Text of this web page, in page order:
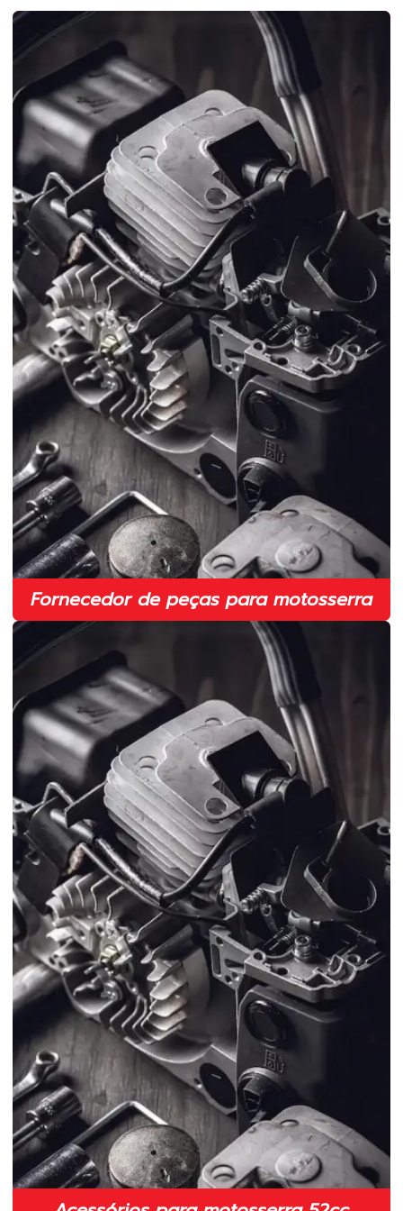
Cilindro completo para roçadeira em sp
Cilindro para motosserras 52cc
Cilindro para roçadeira 43cc
Cinto duplo para roçadeira
Cinto para roçadeira em sp
Comprar lâmina para roçadeira
Corrente para motosserra 3 8 em sp
Distribuidor de peças para roçadeiras
Embreagem completa para motosserra
Embreagem completa para roçadeira em sp
Fábrica de lâmina para roçadeira
Fabricante de fio de nylon para roçadeira em sp
Fabricante de lâmina para roçadeira em sp
Fabricante de lâminas para roçadeiras
Fabricante de peças para roçadeiras
Faca 2 pontas para roçadeira
Faca duas pontas para roçadeira
Faca duas pontas para roçadeira em sp
Faca para roçadeira
Faca para roçadeira em sp
Faca para roçadeira stihl
Faca para roçadeira toyama
Facas para roçadeiras agrícolas
Fio de nylon para roçadeira
Fio de nylon para roçadeira preço
Fio de nylon para roçadeira em sp
Fornecedor de lâminas para roçadeira
Fornecedor de peças para motosserra
Fornecedor de peças para roçadeira
Fornecedores de peças para roçadeiras
Implementos para roçadeiras
Indústria de peças para roçadeiras
Lâmina 2 pontas para roçadeira 350mm
Lâmina 2 pontas para roçadeira em sp
Fornecedor de peças para motosserra